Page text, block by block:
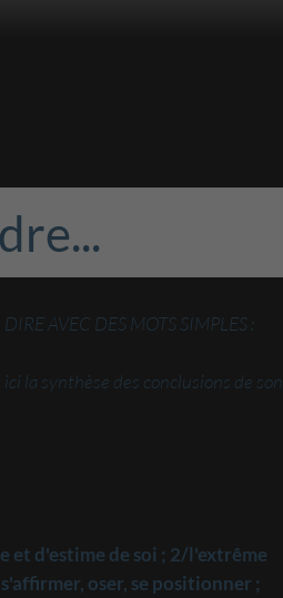
AVEC DES MOTS SIMPLES :
la synthèse des conclusions de son
et d'estime de soi ; 2/l'extrême
oser, se positionner ;